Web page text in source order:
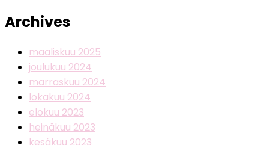
Archives
maaliskuu 2025
joulukuu 2024
marraskuu 2024
lokakuu 2024
elokuu 2023
heinäkuu 2023